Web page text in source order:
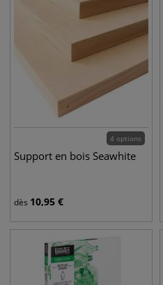
4 options
Support en bois Seawhite
dès 10,95 €